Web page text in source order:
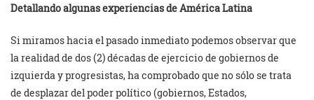
Detallando algunas experiencias de América Latina
Si miramos hacia el pasado inmediato podemos observar que
la realidad de dos (2) décadas de ejercicio de gobiernos de
izquierda y progresistas, ha comprobado que no sólo se trata
de desplazar del poder político (gobiernos, Estados,